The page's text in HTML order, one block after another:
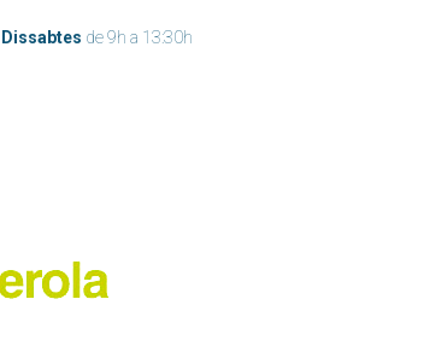
Dissabtes de 9h a 13:30h